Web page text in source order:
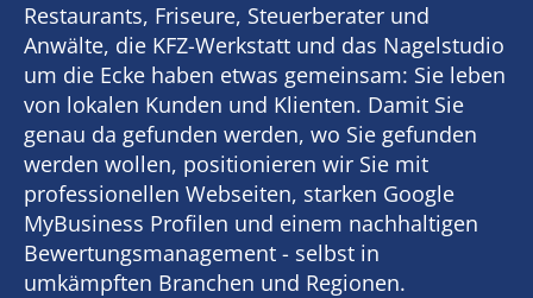
Restaurants, Friseure, Steuerberater und
Anwälte, die KFZ-Werkstatt und das Nagelstudio
um die Ecke haben etwas gemeinsam: Sie leben
von lokalen Kunden und Klienten. Damit Sie
genau da gefunden werden, wo Sie gefunden
werden wollen, positionieren wir Sie mit
professionellen Webseiten, starken Google
MyBusiness Profilen und einem nachhaltigen
Bewertungsmanagement - selbst in
umkämpften Branchen und Regionen.